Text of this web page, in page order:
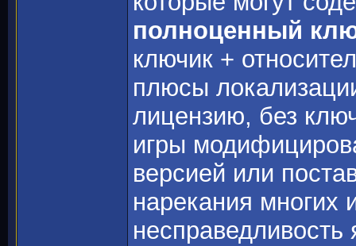
полноценный
ключик +
плюсы
лицензию, без
игры
версией или
нарекания многих